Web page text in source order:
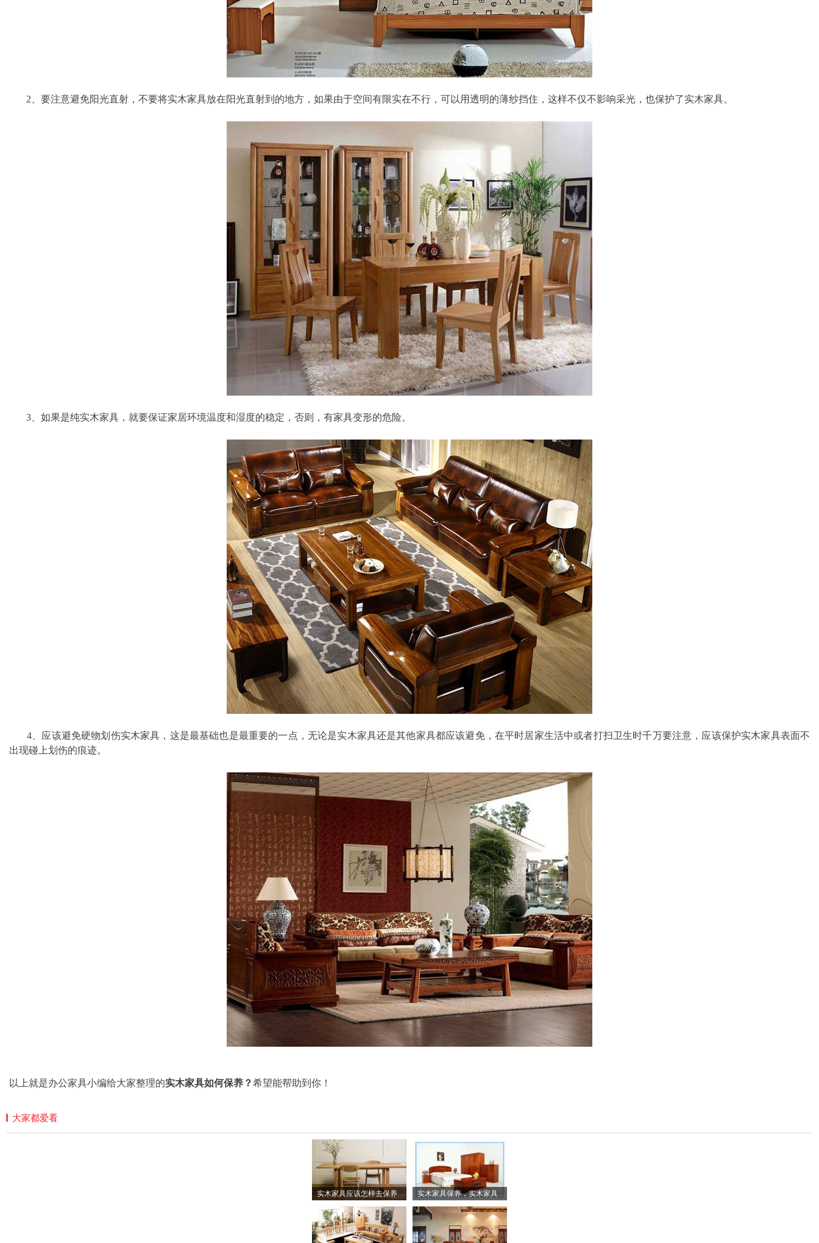
2、要注意避免阳光直射，不要将实木家具放在阳光直射到的地方，如果由于空间有限实在不行，可以用透明的薄纱挡住，这样不仅不影响采光，也保护了实木家具。
3、如果是纯实木家具，就要保证家居环境温度和湿度的稳定，否则，有家具变形的危险。
4、应该避免硬物划伤实木家具，这是最基础也是最重要的一点，无论是实木家具还是其他家具都应该避免，在平时居家生活中或者打扫卫生时千万要注意，应该保护实木家具表面不
出现碰上划伤的痕迹。
以上就是办公家具小编给大家整理的实木家具如何保养？希望能帮助到你！
大家都爱看
实木家具应该怎样去保养呢？ 实木家具保养，实木家具的不同处理方法是不同的